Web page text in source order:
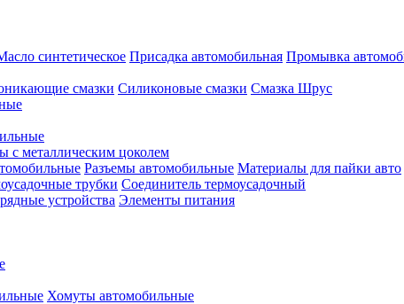
синтетическое Присадка автомобильная Промывка
смазки Силиконовые смазки Смазка Шрус
с металлическим цоколем
Разъемы автомобильные Материалы для пайки авто
трубки Соединитель термоусадочный
устройства Элементы питания
Хомуты автомобильные